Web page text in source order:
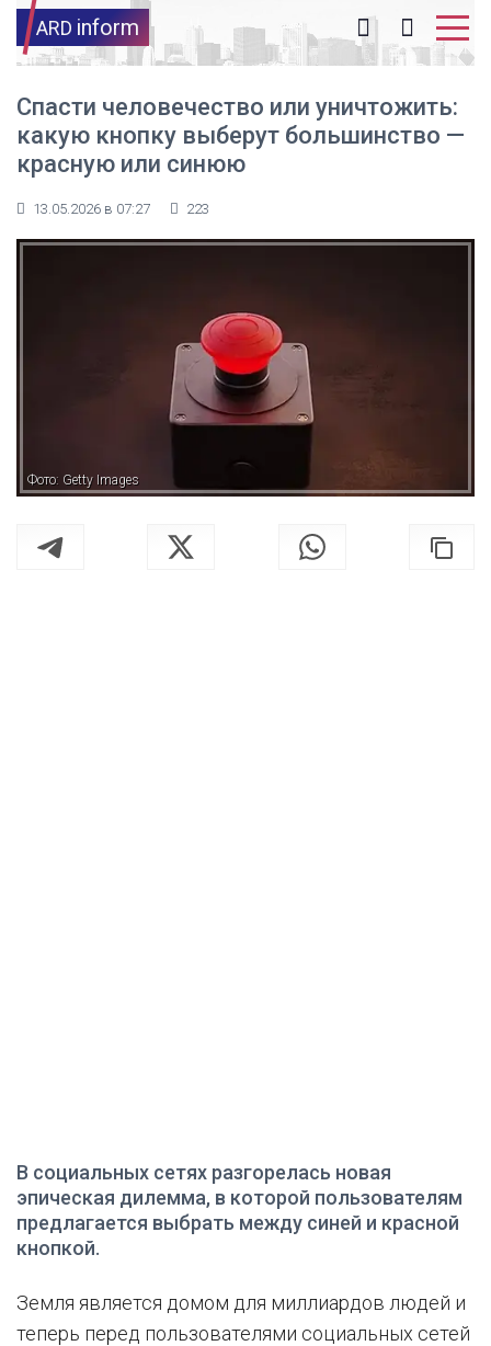
ARD inform
Спасти человечество или уничтожить:
какую кнопку выберут большинство —
красную или синюю
13.05.2026 в 07:27 223
Фото: Getty Images
В социальных сетях разгорелась новая
эпическая дилемма, в которой пользователям
предлагается выбрать между синей и красной
кнопкой.
Земля является домом для миллиардов людей и
теперь перед пользователями социальных сетей